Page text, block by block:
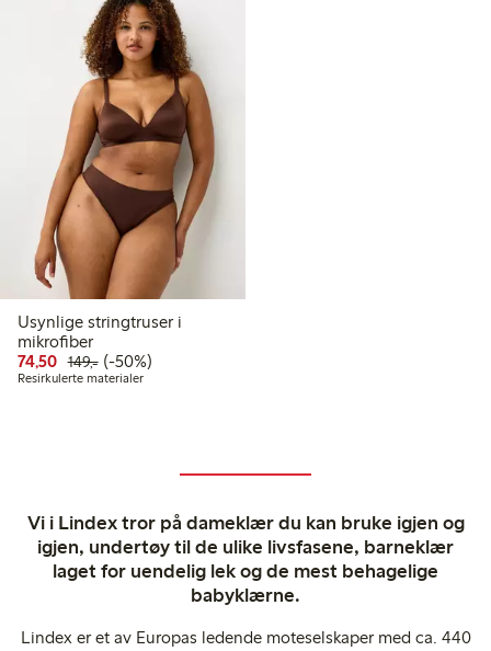
Usynlige stringtruser i
mikrofiber
74,50 Rabattert pris: 74,50 kr
149,-Vanlig pris: 149,00 kr
50% rabatt
(-50%)
Resirkulerte materialer
Vi i Lindex tror på dameklær du kan bruke igjen og
igjen, undertøy til de ulike livsfasene, barneklær
laget for uendelig lek og de mest behagelige
babyklærne.
Lindex er et av Europas ledende moteselskaper med ca. 440